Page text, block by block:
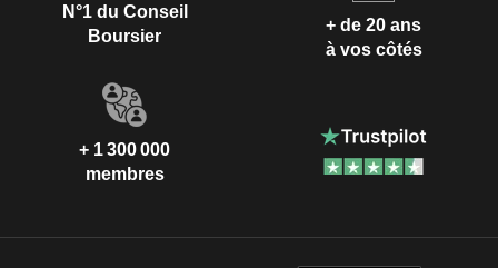
N°1 du Conseil
Boursier
+ de 20 ans
à vos côtés
+ 1 300 000
membres